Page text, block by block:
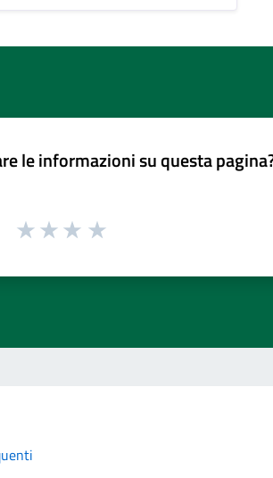
le informazioni su questa